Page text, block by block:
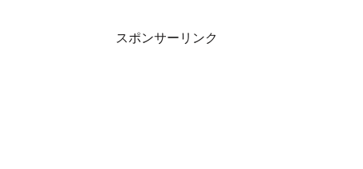
スポンサーリンク